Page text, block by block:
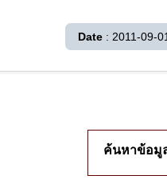
Date : 2011-09-
ค้นหาข้อมู